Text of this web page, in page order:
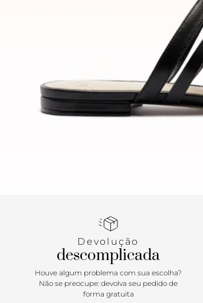
Devolução
descomplicada
Houve algum problema com sua escolha?
Não se preocupe: devolva seu pedido de
forma gratuita